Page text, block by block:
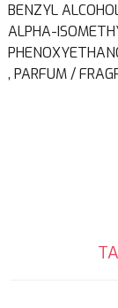
BENZYL
ALPHA-
, PARFUM /
Bu ürünün fiyat
konularda yetersiz